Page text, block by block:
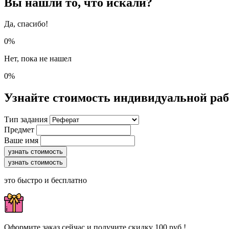
Да, спасибо!
0%
Нет, пока не нашел
0%
Узнайте стоимость индивидуальной
Тип задания
Предмет
Ваше имя
узнать стоимость
узнать стоимость
это быстро и бесплатно